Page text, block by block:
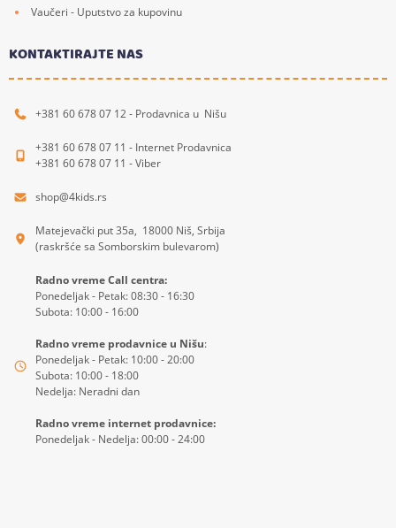
Vaučeri - Uputstvo za kupovinu
KONTAKTIRAJTE NAS
+381 60 678 07 12 - Prodavnica u Nišu
+381 60 678 07 11 - Internet Prodavnica
+381 60 678 07 11 - Viber
shop@4kids.rs
Matejevački put 35a, 18000 Niš, Srbija
(raskršće sa Somborskim bulevarom)
Radno vreme Call centra:
Ponedeljak - Petak: 08:30 - 16:30
Subota: 10:00 - 16:00
Radno vreme prodavnice u Nišu:
Ponedeljak - Petak: 10:00 - 20:00
Subota: 10:00 - 18:00
Nedelja: Neradni dan
Radno vreme internet prodavnice:
Ponedeljak - Nedelja: 00:00 - 24:00